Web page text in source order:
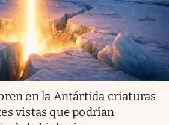
en la Antártida criaturas
vistas que podrían